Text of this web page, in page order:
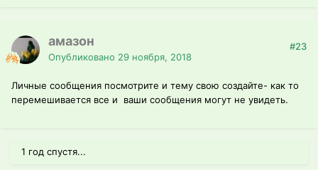
амазон
Опубликовано 29 ноября, 2018
#23
Личные сообщения посмотрите и тему свою создайте- как то
перемешивается все и ваши сообщения могут не увидеть.
1 год спустя...